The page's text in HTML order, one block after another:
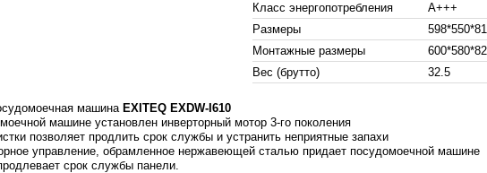
Класс энергопотребления
A+++
Размеры
Монтажные размеры
Вес (брутто)
32.5
машина EXITEQ EXDW‑I610
машине установлен инверторный мотор 3-го поколения
позволяет продлить срок службы и устранить неприятные запахи
управление, обрамленное нержавеющей сталью придает посудомоечной машине
срок службы панели.